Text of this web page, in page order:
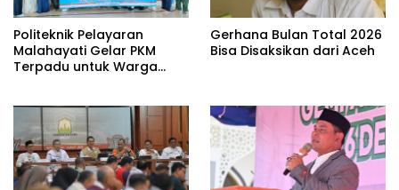
Politeknik Pelayaran
Malahayati Gelar PKM
Terpadu untuk Warga
Gerhana Bulan Total 2026
Bisa Disaksikan dari Aceh